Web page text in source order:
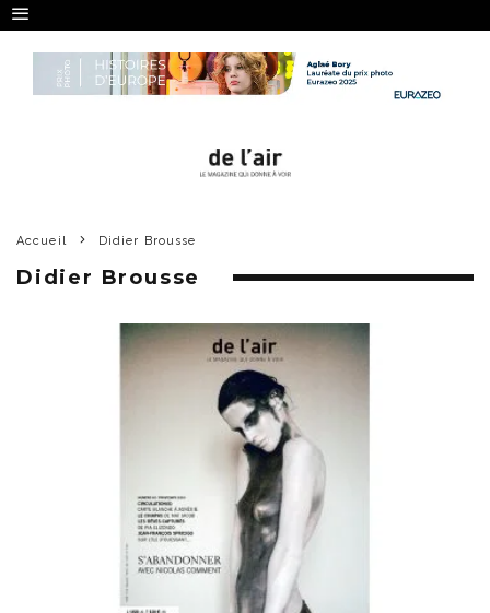
Accueil Didier Brousse
Didier Brousse